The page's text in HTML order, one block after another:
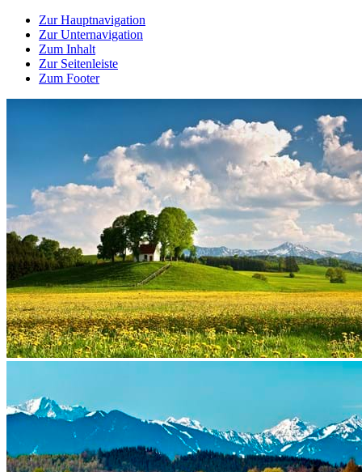
Zur Hauptnavigation
Zur Unternavigation
Zum Inhalt
Zur Seitenleiste
Zum Footer